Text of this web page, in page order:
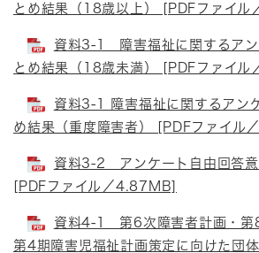
とめ結果（18歳以上） [PDFファイル
資料3-1 障害福祉に関するアン
とめ結果（18歳未満） [PDFファイル
資料3-1 障害福祉に関するアン
め結果（重度障害者） [PDFファイル
資料3-2 アンケート自由回答意
[PDFファイル／4.87MB]
資料4-1 第6次障害者計画・第8
第4期障害児福祉計画策定に向けた団